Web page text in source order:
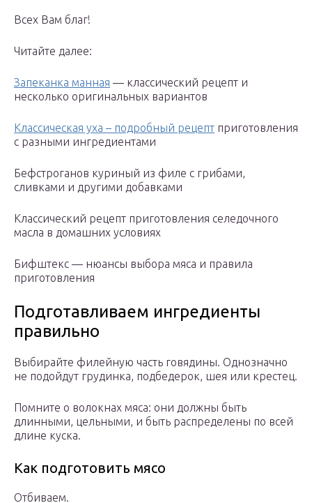
Всех Вам благ!
Читайте далее:
Запеканка манная — классический рецепт и
несколько оригинальных вариантов
Классическая уха – подробный рецепт приготовления
с разными ингредиентами
Бефстроганов куриный из филе с грибами,
сливками и другими добавками
Классический рецепт приготовления селедочного
масла в домашних условиях
Бифштекс — нюансы выбора мяса и правила
приготовления
Подготавливаем ингредиенты
правильно
Выбирайте филейную часть говядины. Однозначно
не подойдут грудинка, подбедерок, шея или крестец.
Помните о волокнах мяса: они должны быть
длинными, цельными, и быть распределены по всей
длине куска.
Как подготовить мясо
Отбиваем.